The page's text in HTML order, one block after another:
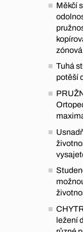
Měkčí
Tuhá
potěší
ležení